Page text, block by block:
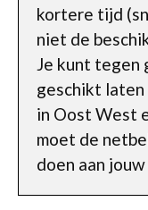
kortere tijd
niet de
Je kunt tegen
geschikt laten
in Oost West
moet de
doen aan